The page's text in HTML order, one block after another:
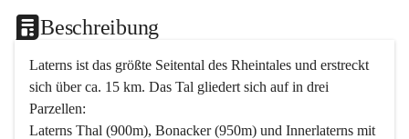
Beschreibung
Laterns ist das größte Seitental des Rheintales und erstreckt
sich über ca. 15 km. Das Tal gliedert sich auf in drei
Parzellen:
Laterns Thal (900m), Bonacker (950m) und Innerlaterns mit